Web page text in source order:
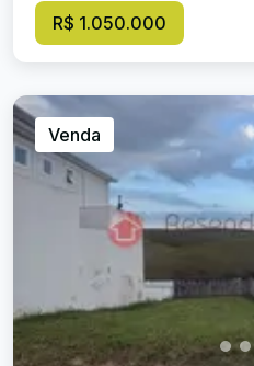
R$ 1.050.000
Venda